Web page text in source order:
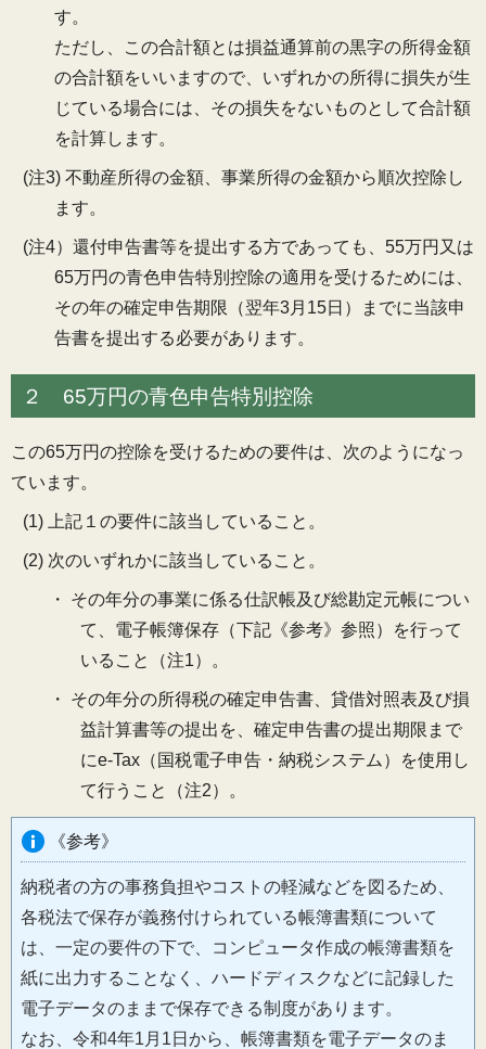
す。
ただし、この合計額とは損益通算前の黒字の所得金額
の合計額をいいますので、いずれかの所得に損失が生
じている場合には、その損失をないものとして合計額
を計算します。
(注3) 不動産所得の金額、事業所得の金額から順次控除し
ます。
(注4）還付申告書等を提出する方であっても、55万円又は
65万円の青色申告特別控除の適用を受けるためには、
その年の確定申告期限（翌年3月15日）までに当該申
告書を提出する必要があります。
２ 65万円の青色申告特別控除
この65万円の控除を受けるための要件は、次のようになっ
ています。
(1) 上記１の要件に該当していること。
(2) 次のいずれかに該当していること。
・ その年分の事業に係る仕訳帳及び総勘定元帳につい
て、電子帳簿保存（下記《参考》参照）を行って
いること（注1）。
・ その年分の所得税の確定申告書、貸借対照表及び損
益計算書等の提出を、確定申告書の提出期限まで
にe-Tax（国税電子申告・納税システム）を使用し
て行うこと（注2）。
《参考》
納税者の方の事務負担やコストの軽減などを図るため、
各税法で保存が義務付けられている帳簿書類について
は、一定の要件の下で、コンピュータ作成の帳簿書類を
紙に出力することなく、ハードディスクなどに記録した
電子データのままで保存できる制度があります。
なお、令和4年1月1日から、帳簿書類を電子データのま